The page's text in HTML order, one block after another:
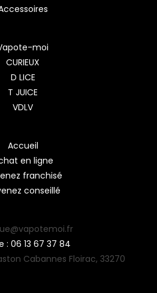
moi
CURIEUX
D LICE
T JUICE
VDLV
Accueil
en ligne
franchisé
conseillé
: 06 13 67 37 84
Cabannes Floirac, 33270